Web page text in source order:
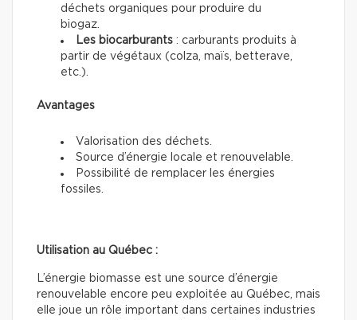
déchets organiques pour produire du
biogaz.
Les biocarburants : carburants produits à
partir de végétaux (colza, maïs, betterave,
etc.).
Avantages
Valorisation des déchets.
Source d’énergie locale et renouvelable.
Possibilité de remplacer les énergies
fossiles.
Utilisation au Québec :
L’énergie biomasse est une source d’énergie
renouvelable encore peu exploitée au Québec, mais
elle joue un rôle important dans certaines industries